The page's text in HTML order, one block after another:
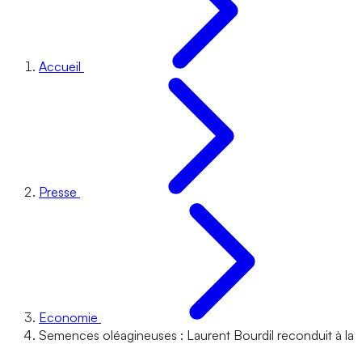
Accueil
Presse
Economie
Semences oléagineuses : Laurent Bourdil reconduit à la